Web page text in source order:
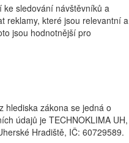
ke sledování návštěvníků a
reklamy, které jsou relevantní a
jsou hodnotnější pro
hlediska zákona se jedná o
údajů je TECHNOKLIMA UH,
Hradiště, IČ: 60729589.